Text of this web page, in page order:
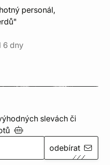
personál,
6 dny
slevách či
odebírat